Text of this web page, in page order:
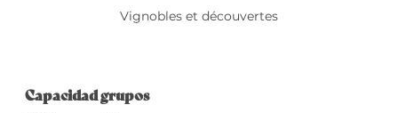
Vignobles et découvertes
Capacidad grupos
Capacidad grupos